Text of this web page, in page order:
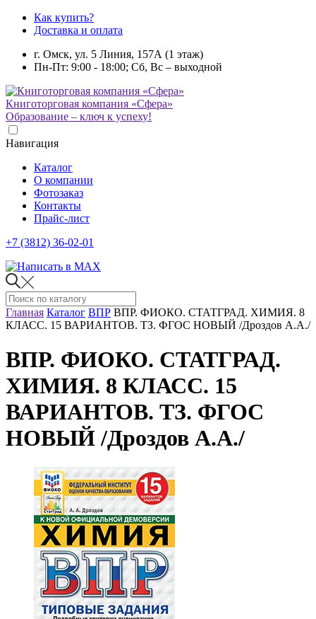
Как купить?
Доставка и оплата
г. Омск, ул. 5 Линия, 157А (1 этаж)
Пн-Пт: 9:00 - 18:00; Сб, Вс – выходной
Книготорговая компания «Сфера»
Образование – ключ к успеху!
Навигация
Каталог
О компании
Фотозаказ
Контакты
Прайс-лист
+7 (3812) 36-02-01
Главная Каталог ВПР ВПР. ФИОКО. СТАТГРАД. ХИМИЯ. 8
КЛАСС. 15 ВАРИАНТОВ. ТЗ. ФГОС НОВЫЙ /Дроздов А.А./
ВПР. ФИОКО. СТАТГРАД.
ХИМИЯ. 8 КЛАСС. 15
ВАРИАНТОВ. ТЗ. ФГОС
НОВЫЙ /Дроздов А.А./